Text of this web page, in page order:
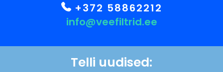
+372 58862212
info@veefiltrid.ee
Telli uudised: